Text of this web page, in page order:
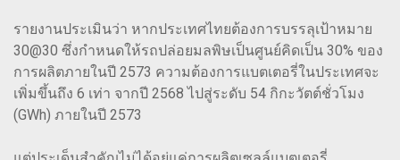
รายงานประเมินว่า หากประเทศไทยต้องการบรรลุเป้าหมาย
30@30 ซึ่งกำหนดให้รถปล่อยมลพิษเป็นศูนย์คิดเป็น 30% ของ
การผลิตภายในปี 2573 ความต้องการแบตเตอรี่ในประเทศจะ
เพิ่มขึ้นถึง 6 เท่า จากปี 2568 ไปสู่ระดับ 54 กิกะวัตต์ชั่วโมง
(GWh) ภายในปี 2573